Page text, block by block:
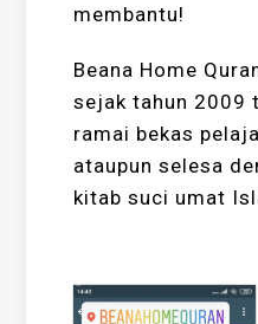
membantu!
Beana Home
sejak tahun 2009
ramai bekas
ataupun selesa
kitab suci umat